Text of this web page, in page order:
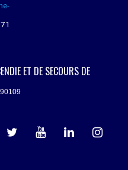
ET DE SECOURS DE